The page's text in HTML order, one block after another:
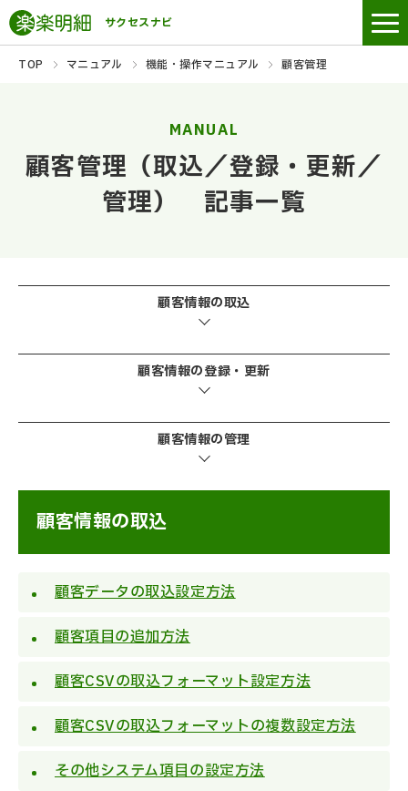
サクセスナビ
TOP マニュアル 機能・操作マニュアル 顧客管理
MANUAL
顧客管理（取込／登録・更新／
管理） 記事一覧
顧客情報の取込
顧客情報の登録・更新
顧客情報の管理
顧客情報の取込
顧客データの取込設定方法
顧客項目の追加方法
顧客CSVの取込フォーマット設定方法
顧客CSVの取込フォーマットの複数設定方法
その他システム項目の設定方法